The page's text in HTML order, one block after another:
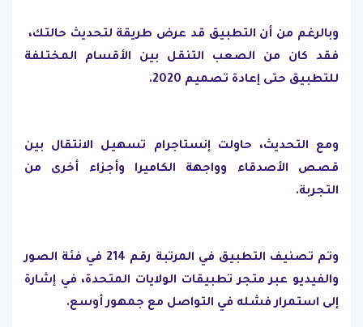
وبالرغم من أن التطبيق قد عرض طريقة لتحديث حالتك، ​​
فقد كان من الصعب التنقل بين الأقسام المختلفة
للتطبيق حتى إعادة تصميم 2020.
ومع التحديث، حاولت إنستاجرام تسهيل الانتقال بين
قصص الأصدقاء وواجهة الكاميرا وأجزاء أخرى من
التجربة.
وتم تصنيف التطبيق في المرتبة رقم 214 في فئة الصور
والفيديو عبر متجر تطبيقات الولايات المتحدة، في إشارة
إلى استمرار فشله في التواصل مع جمهور أوسع.